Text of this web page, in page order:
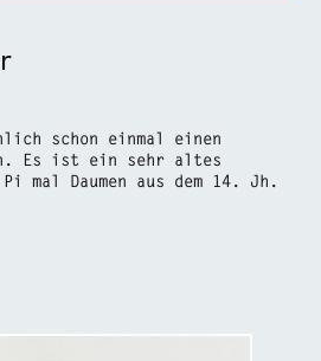
schon einmal einen
Es ist ein sehr altes
mal Daumen aus dem 14. Jh.